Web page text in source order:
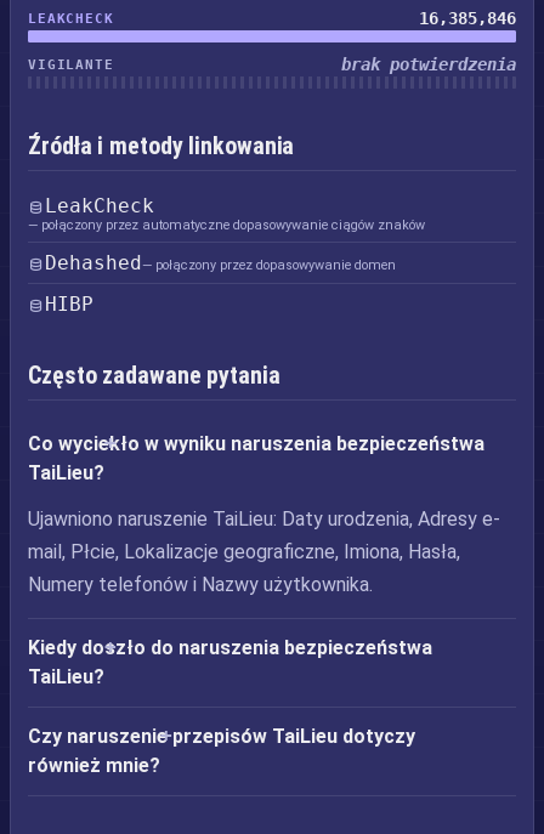
LEAKCHECK 16,385,846
VIGILANTE brak potwierdzenia
Źródła i metody linkowania
LeakCheck
— połączony przez automatyczne dopasowywanie ciągów znaków
Dehashed— połączony przez dopasowywanie domen
HIBP
Często zadawane pytania
Co wyciekło w wyniku naruszenia bezpieczeństwa
TaiLieu?
Ujawniono naruszenie TaiLieu: Daty urodzenia, Adresy e-
mail, Płcie, Lokalizacje geograficzne, Imiona, Hasła,
Numery telefonów i Nazwy użytkownika.
Kiedy doszło do naruszenia bezpieczeństwa
TaiLieu?
Czy naruszenie przepisów TaiLieu dotyczy
również mnie?